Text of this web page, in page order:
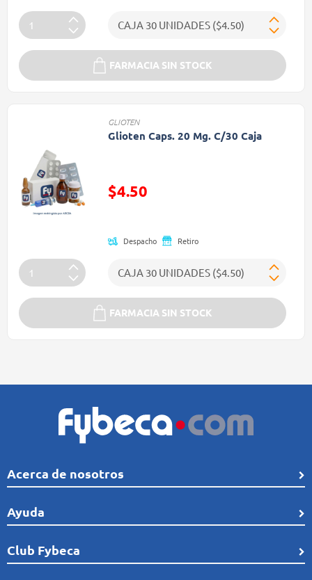
FARMACIA SIN STOCK
GLIOTEN
Glioten Caps. 20 Mg. C/30 Caja
Precio reducido de
$4.50
Despacho Retiro
FARMACIA SIN STOCK
Acerca de nosotros
Quiénes Somos
Línea de tiempo
Comunidad
Ayuda
Preguntas frecuentes
Cobertura
Club Fybeca